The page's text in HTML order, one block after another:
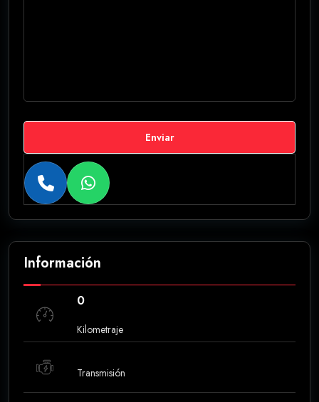
Enviar
Información
0
Kilometraje
Transmisión